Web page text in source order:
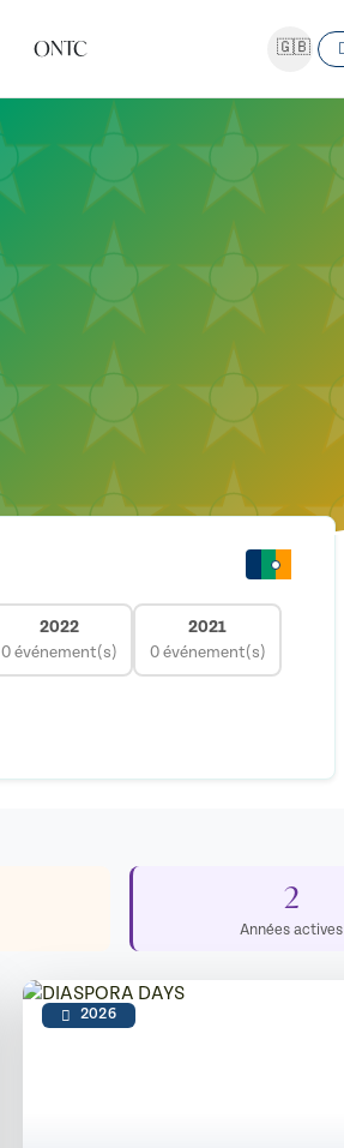
🇬🇧
ONTC
2022
0 événement(s)
2021
0 événement(s)
2
Années actives
2026